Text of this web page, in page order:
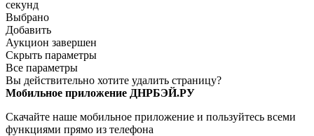
секунд
Выбрано
Добавить
Аукцион завершен
Скрыть параметры
Все параметры
Вы действительно хотите удалить страницу?
Мобильное приложение ДНРБЭЙ.РУ
Скачайте наше мобильное приложение и пользуйтесь всеми
функциями прямо из телефона